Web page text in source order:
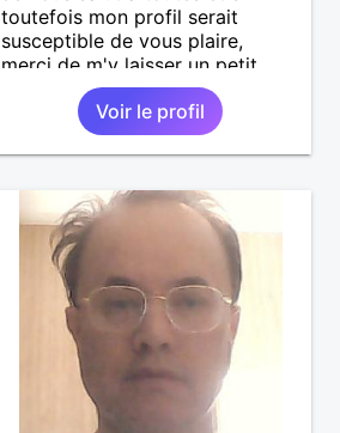
toutefois mon profil serait
susceptible de vous plaire,
merci de m'y laisser un petit
mot et je vous répondrais sans
détour ! Un petit effort et c'est
Voir le profil